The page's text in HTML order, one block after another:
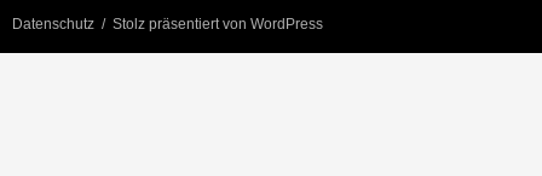
Datenschutz Stolz präsentiert von WordPress